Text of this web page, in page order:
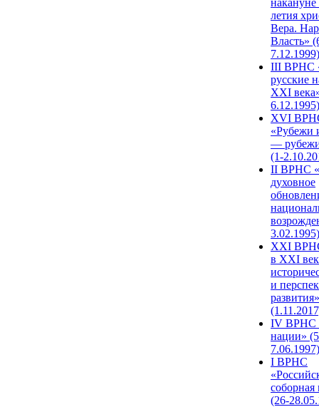
накануне
летия
Вера.
Власть»
7.12.1999)
III ВРНС
русские
XXI
6.12.1995)
XVI
«Рубежи
—
(1-
II ВРНС
духовное
3.02.1995)
XХI
в XXI
и
развития»
IV ВРНС
нации»
7.06.1997)
I ВРНС
(26-